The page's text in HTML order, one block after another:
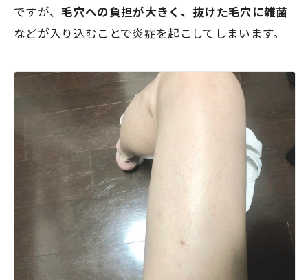
ですが、毛穴への負担が大きく、抜けた毛穴に雑菌
などが入り込むことで炎症を起こしてしまいます。